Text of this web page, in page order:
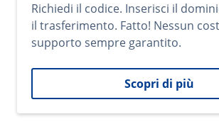
Richiedi il codice. Inserisci il
il trasferimento. Fatto! Nessun
supporto sempre garantito.
Scopri di più